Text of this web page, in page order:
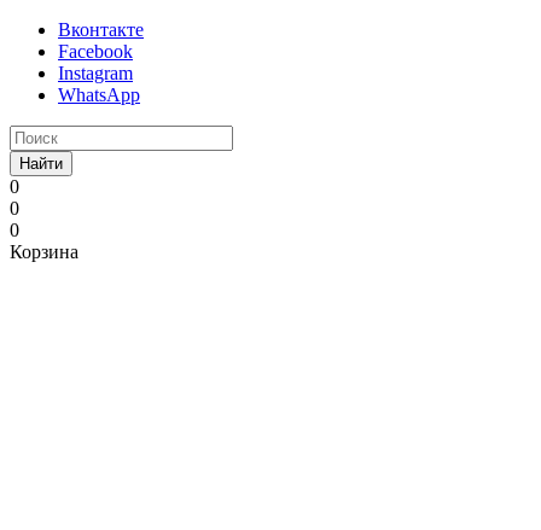
Вконтакте
Facebook
Instagram
WhatsApp
Найти
0
0
0
Корзина